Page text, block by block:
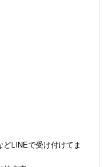
LINEで受け付けてま